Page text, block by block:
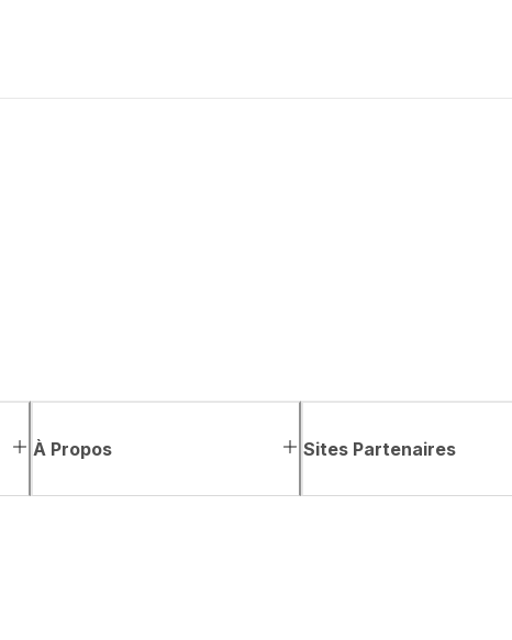
À Propos Sites Partenaires